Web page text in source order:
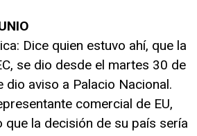
Dice quien estuvo ahí, que la
se dio desde el martes 30 de
dio aviso a Palacio Nacional.
comercial de EU,
la decisión de su país sería